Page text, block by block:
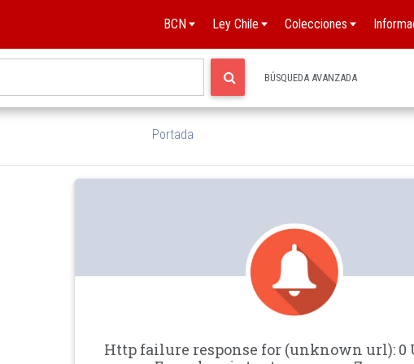
BCN Ley Chile Colecciones
BÚSQUEDA AVANZADA
Portada
Http failure response for (unknown url):